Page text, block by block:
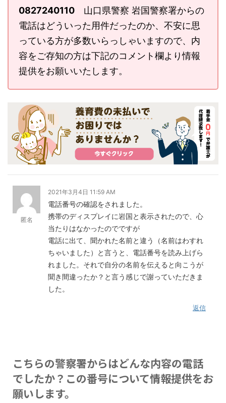
0827240110 山口県警察 岩国警察署からの
電話はどういった用件だったのか、不安に思
っている方が多数いらっしゃいますので、内
容をご存知の方は下記のコメント欄より情報
提供をお願いいたします。
匿名
2021年3月4日 11:59 AM
電話番号の確認をされました。
携帯のディスプレイに岩国と表示されたので、心
当たりはなかったのでですが
電話に出て、聞かれた名前と違う（名前はわすれ
ちゃいました）と言うと、電話番号を読み上げら
れました。それで自分の名前を伝えると向こうが
聞き間違ったか？と言う感じで謝っていただきま
した。
返信
こちらの警察署からはどんな内容の電話
でしたか？この番号について情報提供をお
願いします。